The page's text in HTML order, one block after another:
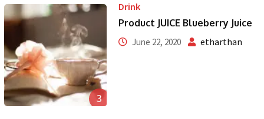
3
Drink
Product JUICE Blueberry Juice
June 22, 2020 etharthan